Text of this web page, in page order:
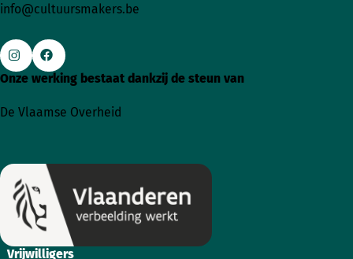
info@cultuursmakers.be
Ga
Instagram
Ga
Facebook
Vrijwilligers
Onze werking bestaat dankzij de steun van
De Vlaamse Overheid